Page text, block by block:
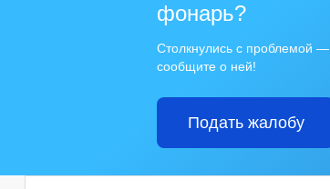
фонарь?
Столкнулись с проблемой —
сообщите о ней!
Подать жалобу